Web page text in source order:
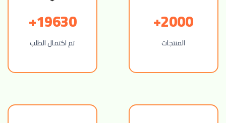
2000+
المنتجات
19630+
تم اكتمال الطلب